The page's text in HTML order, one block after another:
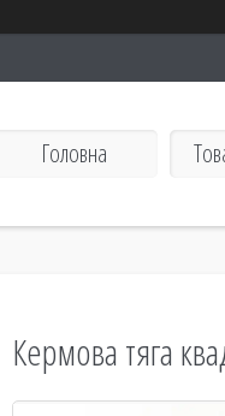
Головна
Кермова тяга